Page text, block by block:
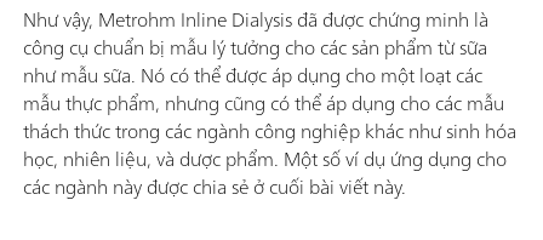
Như vậy, Metrohm Inline Dialysis đã được chứng minh là
công cụ chuẩn bị mẫu lý tưởng cho các sản phẩm từ sữa
như mẫu sữa. Nó có thể được áp dụng cho một loạt các
mẫu thực phẩm, nhưng cũng có thể áp dụng cho các mẫu
thách thức trong các ngành công nghiệp khác như sinh hóa
học, nhiên liệu, và dược phẩm. Một số ví dụ ứng dụng cho
các ngành này được chia sẻ ở cuối bài viết này.